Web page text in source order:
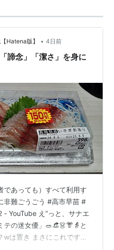
Hatena版】 • 4日前
諦念」「潔さ」を身に
であっても）すべて利用す
非難ごうごう #高市早苗 #
YouTube え”っと、サナエ
テの迷女優」🥗👒👗👘👵と
wは置き まさにこれです